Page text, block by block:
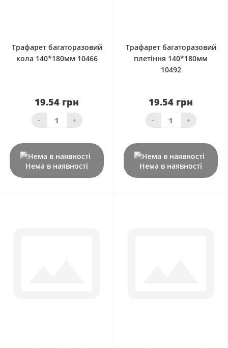
Трафарет багаторазовий
кола 140*180мм 10466
19.54 грн
- +
Нема в наявності
Трафарет багаторазовий
плетіння 140*180мм
10492
19.54 грн
- +
Нема в наявності